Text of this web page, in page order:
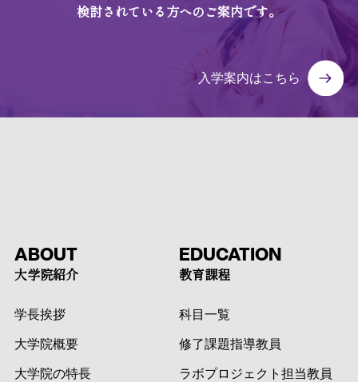
検討されている方へのご案内です。
入学案内はこちら
ABOUT
大学院紹介
学長挨拶
大学院概要
大学院の特長
EDUCATION
教育課程
科目一覧
修了課題指導教員
ラボプロジェクト担当教員